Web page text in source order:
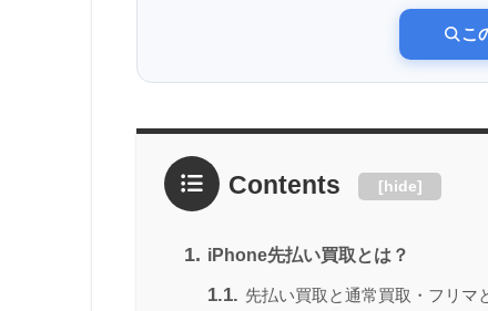
こ
Contents [hide]
1. iPhone先払い買取とは？
1.1. 先払い買取と通常買取・フリマ